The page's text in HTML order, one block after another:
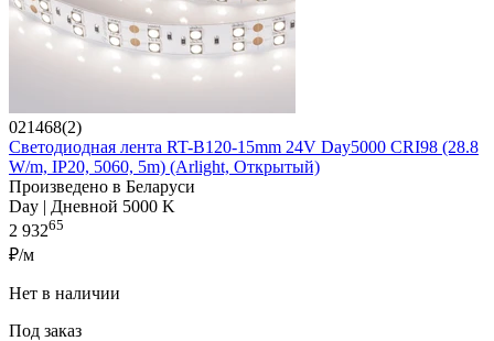
021468(2)
Светодиодная лента RT-B120-15mm 24V Day5000 CRI98 (28.8
W/m, IP20, 5060, 5m) (Arlight, Открытый)
Произведено в Беларуси
Day | Дневной 5000 K
2 93265
₽/м
Нет в наличии
Под заказ